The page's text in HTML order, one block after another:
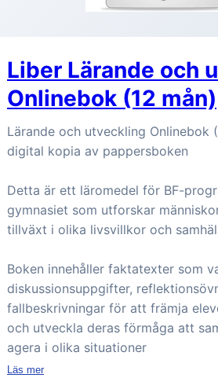
Liber Lärande och
Onlinebok (12 mån)
Lärande och utveckling Onlinebok
digital kopia av pappersboken
Detta är ett läromedel för BF-
gymnasiet som utforskar
tillväxt i olika livsvillkor och
Boken innehåller faktatexter som
diskussionsuppgifter,
fallbeskrivningar för att främja
och utveckla deras förmåga att
agera i olika situationer
Läs mer